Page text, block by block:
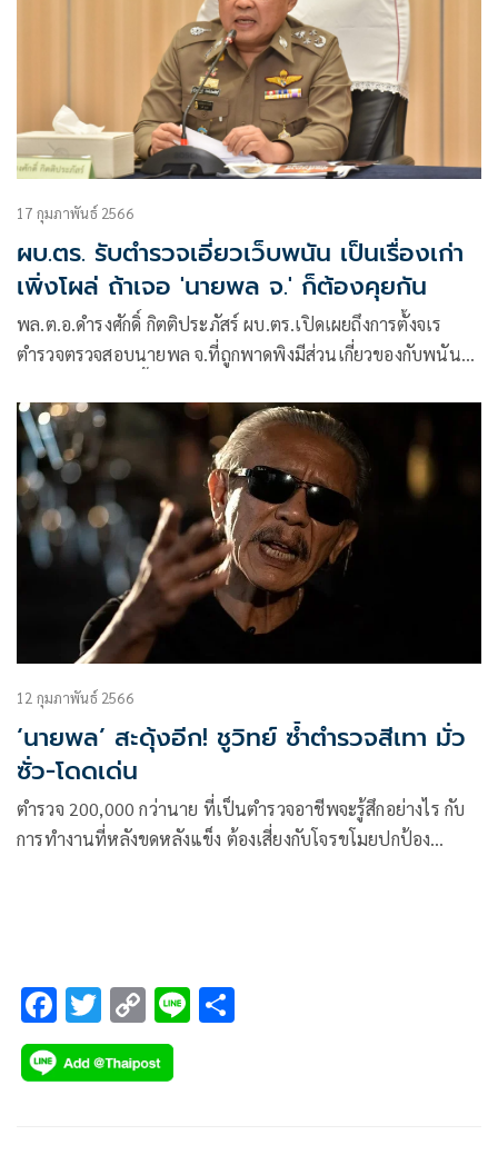
17 กุมภาพันธ์ 2566
ผบ.ตร. รับตำรวจเอี่ยวเว็บพนัน เป็นเรื่องเก่า
เพิ่งโผล่ ถ้าเจอ 'นายพล จ.' ก็ต้องคุยกัน
พล.ต.อ.ดำรงศักดิ์ กิตติประภัสร์ ผบ.ตร.เปิดเผยถึงการตั้งจเร
ตำรวจตรวจสอบนายพล จ.ที่ถูกพาดพิงมีส่วนเกี่ยวของกับพนัน
จะรอรับผลการสอบสวนจากจเรตำรวจ ซึ่งได้สั่งการไปแล้วว่าให้
ดำเนินการตรวจสอบข้อเท็จจริงภายใน 15 วัน
12 กุมภาพันธ์ 2566
‘นายพล’ สะดุ้งอีก! ชูวิทย์ ซ้ำตำรวจสีเทา มั่ว
ซั่ว-โดดเด่น
ตำรวจ 200,000 กว่านาย ที่เป็นตำรวจอาชีพจะรู้สึกอย่างไร กับ
การทำงานที่หลังขดหลังแข็ง ต้องเสี่ยงกับโจรขโมยปกป้อง
F
ac
e
T
wi
tt
C
o
p
Li